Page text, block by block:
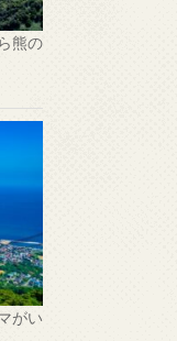
熊の
がい